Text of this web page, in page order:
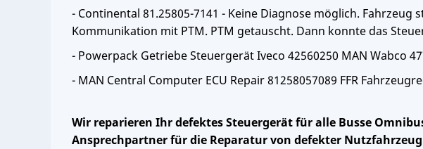
- Continental 81.25805-7141 - Keine Diagnose möglich.
Kommunikation mit PTM. PTM getauscht. Dann konnte das
- Powerpack Getriebe Steuergerät Iveco 42560250 MAN Wabco
- MAN Central Computer ECU Repair 81258057089 FFR
Wir reparieren Ihr defektes Steuergerät für alle Busse
Ansprechpartner für die Reparatur von defekter